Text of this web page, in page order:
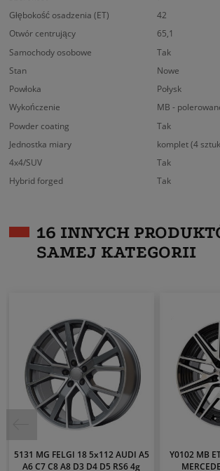
Głębokość osadzenia (ET)
42
Otwór centrujący
65,1
Samochody osobowe
Tak
Stan
Nowe
Powłoka
Połysk
Wykończenie
MB -
Powder coating
Tak
Jednostka miary
komplet (4
4x4/SUV
Tak
Hybrid forged
Tak
16 INNYCH
SAMEJ KATEGORII
5131 MG FELGI 18 5x112 AUDI A5
A6 C7 C8 A8 D3 D4 D5 RS6 4g
Y0102 MB